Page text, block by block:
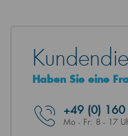
Haben Sie eine
+49 (0)
Mo - Fr: 8 - 17